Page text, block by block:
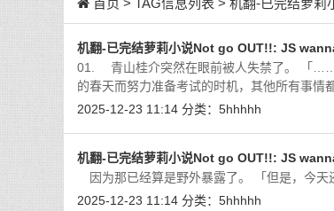
首页 > TAG信息列表 > 机翻-已完结萝莉
机翻-已完结萝莉小说Not go OUT!!: JS
01. 青山桂介突然在眼前被人失禁了。 「
的春天而努力准备考试的时机，其他所有事情
2025-12-23 11:14 分类： 5hhhhh
机翻-已完结萝莉小说Not go OUT!!: JS
因为那已经算是野外暴露了。 「但是，今
2025-12-23 11:14 分类： 5hhhhh